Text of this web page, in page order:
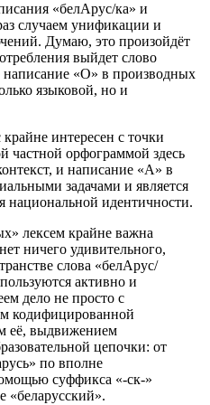
«белАрус/ка» и
случаем унификации и
Думаю, это произойдёт
выйдет слово
«О» в производных
языковой, но и
интересен с точки
частной орфограммой здесь
и написание «А» в
задачами и является
национальной идентичности.
лексем крайне важна
ничего удивительного,
слова «белАрус/
активно и
дело не просто с
кодифицированной
её, выдвижением
цепочки: от
по вполне
суффикса «-ск-»
«беларусский».